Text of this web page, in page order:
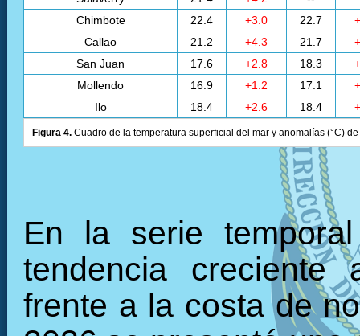
Chimbote
22.4 +3.0 22.7
Callao
21.2 +4.3 21.7
San Juan
17.6 +2.8 18.3
Mollendo
16.9 +1.2 17.1
Ilo
18.4 +2.6 18.4
Figura 4. Cuadro de la temperatura superficial del mar y anomalías (°C)
En la serie
tendencia creciente
frente a la costa de